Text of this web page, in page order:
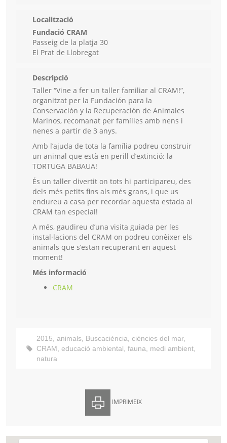
Localització
Fundació CRAM
Passeig de la platja 30
El Prat de Llobregat
Descripció
Taller “Vine a fer un taller familiar al CRAM!”,
organitzat per la Fundación para la
Conservación y la Recuperación de Animales
Marinos, recomanat per famílies amb nens i
nenes a partir de 3 anys.
Amb l’ajuda de tota la família podreu construir
un animal que està en perill d’extinció: la
TORTUGA BABAUA!
És un taller divertit on tots hi participareu, des
dels més petits fins als més grans, i que us
endureu a casa per recordar aquesta estada al
CRAM tan especial!
A més, gaudireu d’una visita guiada per les
instal·lacions del CRAM on podreu conèixer els
animals que s’estan recuperant en aquest
moment!
Més informació
CRAM
2015, animals, Buscaciència, ciències del mar,
CRAM, educació ambiental, fauna, medi ambient,
natura
IMPRIMEIX